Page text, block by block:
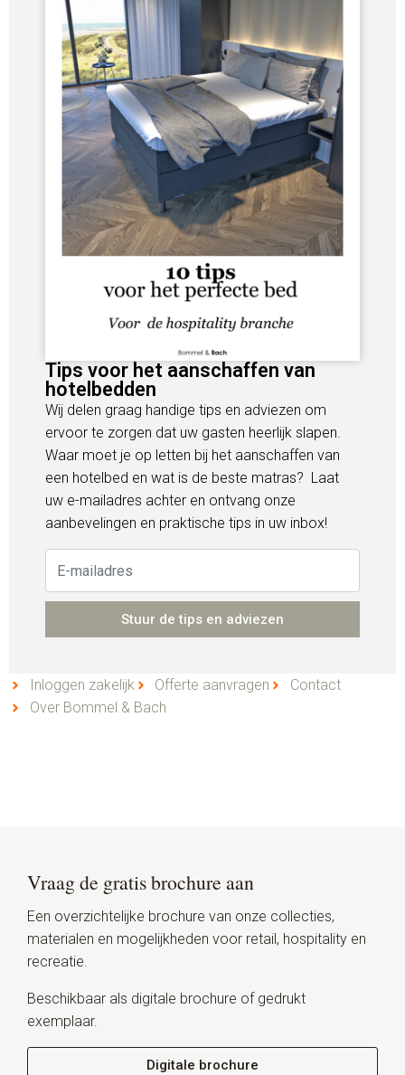
Tips voor het aanschaffen van
hotelbedden
Wij delen graag handige tips en adviezen om
ervoor te zorgen dat uw gasten heerlijk slapen.
Waar moet je op letten bij het aanschaffen van
een hotelbed en wat is de beste matras? Laat
uw e-mailadres achter en ontvang onze
aanbevelingen en praktische tips in uw inbox!
Stuur de tips en adviezen
Inloggen zakelijk Offerte aanvragen
Contact
Over Bommel & Bach
Vraag de gratis brochure aan
Een overzichtelijke brochure van onze collecties,
materialen en mogelijkheden voor retail, hospitality en
recreatie.
Beschikbaar als digitale brochure of gedrukt
exemplaar.
Digitale brochure